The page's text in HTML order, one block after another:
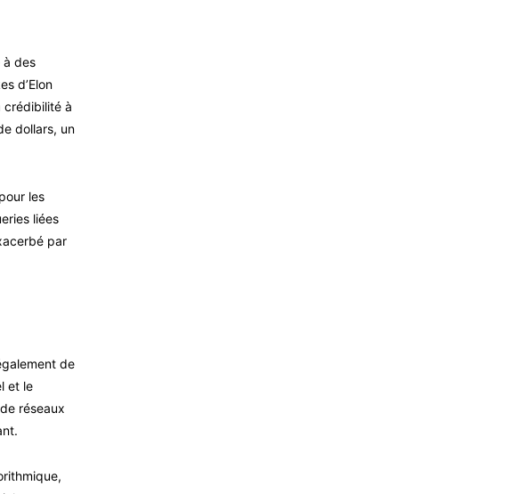
à des
d’Elon
crédibilité à
dollars, un
les
liées
par
de
et le
réseaux